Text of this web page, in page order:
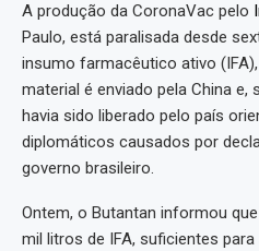
A produção da CoronaVac pelo
Paulo, está paralisada desde
insumo farmacêutico ativo
material é enviado pela China e,
havia sido liberado pelo país
diplomáticos causados por
governo brasileiro.
Ontem, o Butantan informou
mil litros de IFA, suficientes